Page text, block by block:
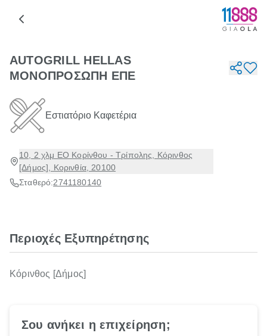
AUTOGRILL HELLAS
ΜΟΝΟΠΡΟΣΩΠΗ ΕΠΕ
Εστιατόριο Καφετέρια
10, 2 χλμ ΕΟ Κορίνθου - Τρίπολης, Κόρινθος
[Δήμος], Κορινθία, 20100
Σταθερό:2741180140
Περιοχές Εξυπηρέτησης
Κόρινθος [Δήμος]
Σου ανήκει η επιχείρηση;